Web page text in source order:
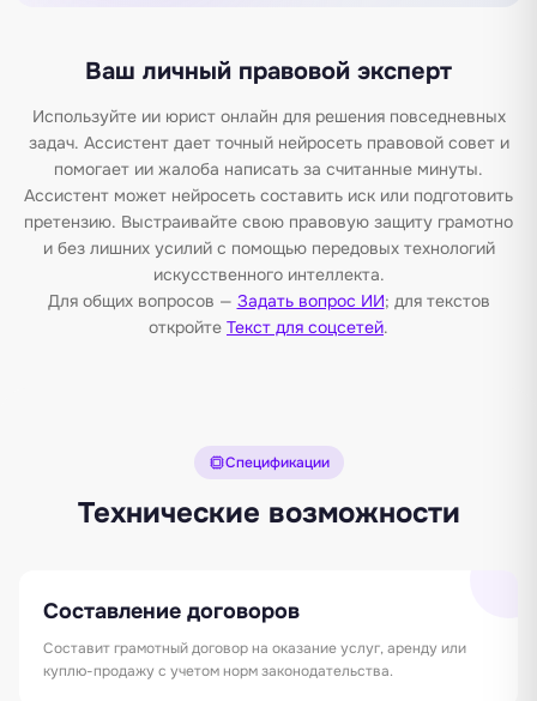
Ваш личный правовой эксперт
Используйте ии юрист онлайн для решения повседневных
задач. Ассистент дает точный нейросеть правовой совет и
помогает ии жалоба написать за считанные минуты.
Ассистент может нейросеть составить иск или подготовить
претензию. Выстраивайте свою правовую защиту грамотно
и без лишних усилий с помощью передовых технологий
искусственного интеллекта.
Для общих вопросов — Задать вопрос ИИ; для текстов
откройте Текст для соцсетей.
Спецификации
Технические возможности
Составление договоров
Составит грамотный договор на оказание услуг, аренду или
куплю-продажу с учетом норм законодательства.